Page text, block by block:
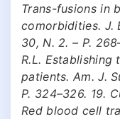
Trans-fusions in
comorbidities. J.
30, N. 2. – P.
R.L. Establishing
patients. Am. J.
P. 324–326. 19.
Red blood cell